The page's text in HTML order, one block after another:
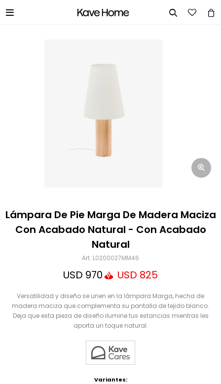
 
Lámpara De Pie Marga De Madera Maciza
Con Acabado Natural - Con Acabado
Natural
L0200027MM46
USD 970 USD 825
Versatilidad y diseño se unen en la lámpara Marga, hecha de
madera maciza que complementa su pantalla de tejido blanco.
Deja que esta pieza de diseño ilumine tus estancias mientras les
aporta un toque natural.
Variantes:
Mensaje